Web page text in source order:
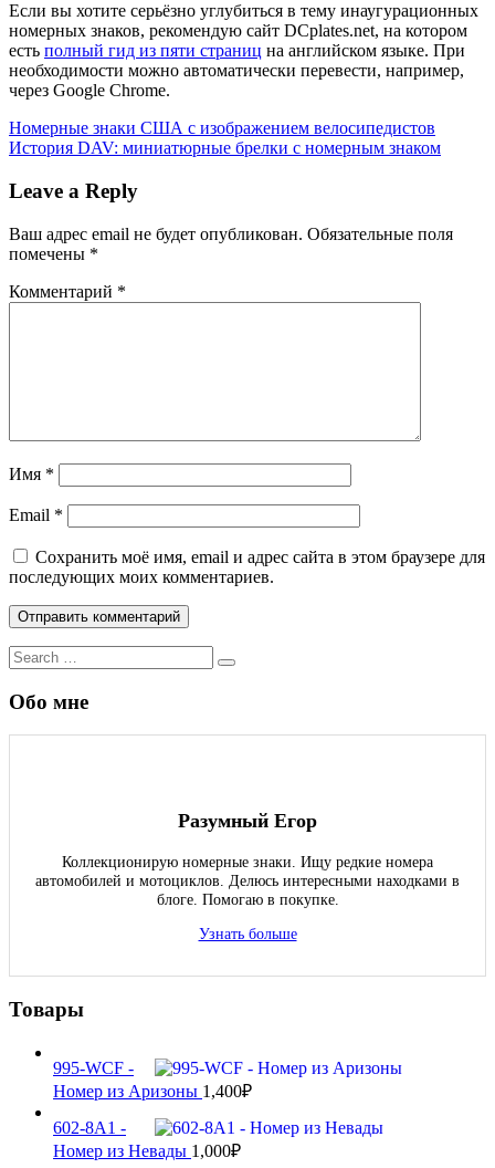
Если вы хотите серьёзно углубиться в тему инаугурационных
номерных знаков, рекомендую сайт DCplates.net, на котором
есть полный гид из пяти страниц на английском языке. При
необходимости можно автоматически перевести, например,
через Google Chrome.
Навигация
по
записям
Previous
Post:
Номерные знаки США с изображением велосипедистов
Next
История DAV: миниатюрные брелки с номерным знаком
Leave a Reply
Ваш адрес email не будет опубликован. Обязательные поля
помечены *
Комментарий *
Имя *
Email *
Сохранить моё имя, email и адрес сайта в этом браузере для
последующих моих комментариев.
Search
for:
Search
Обо мне
Разумный Егор
Коллекционирую номерные знаки. Ищу редкие номера
автомобилей и мотоциклов. Делюсь интересными находками в
блоге. Помогаю в покупке.
Узнать больше
Товары
995-WCF -
Номер из Аризоны 1,400₽
602-8A1 -
Номер из Невады 1,000₽